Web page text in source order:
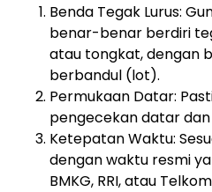
Benda Tegak Lurus:
benar-benar berdiri
atau tongkat, dengan
berbandul (lot).
Permukaan Datar:
pengecekan datar
Ketepatan Waktu:
dengan waktu resmi
BMKG, RRI, atau